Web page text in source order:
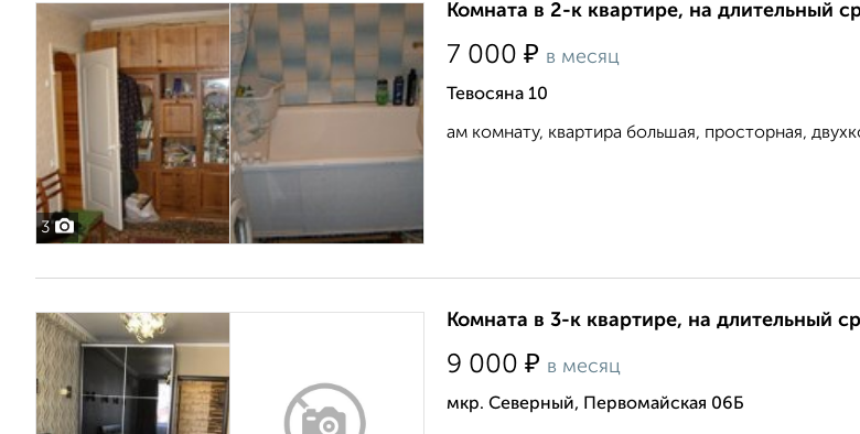
3
Комната в 2-к квартире, на длительный
7 000 ₽ в месяц
Тевосяна 10
ам комнату, квартира большая, просторная,
Комната в 3-к квартире, на длительный
9 000 ₽ в месяц
мкр. Северный, Первомайская 06Б